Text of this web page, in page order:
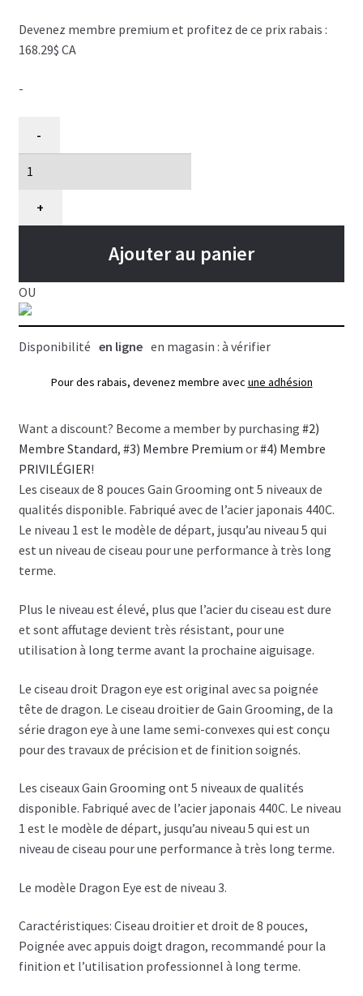
Devenez membre premium et profitez de ce prix rabais :
168.29$ CA
-
Ciseau
toilettage,
Gain
eye,
droit
8"
-
+
Ajouter au panier
OU
Disponibilité en ligne en magasin : à vérifier
Pour des rabais, devenez membre avec une adhésion
Want a discount? Become a member by purchasing #2)
Membre Standard, #3) Membre Premium or#4) Membre
PRIVILÉGIER!
Les ciseaux de 8 pouces Gain Grooming ont 5 niveaux de
qualités disponible. Fabriqué avec de l’acier japonais 440C.
Le niveau 1 est le modèle de départ, jusqu’au niveau 5 qui
est un niveau de ciseau pour une performance à très long
terme.
Plus le niveau est élevé, plus que l’acier du ciseau est dure
et sont affutage devient très résistant, pour une
utilisation à long terme avant la prochaine aiguisage.
Le ciseau droit Dragon eye est original avec sa poignée
tête de dragon. Le ciseau droitier de Gain Grooming, de la
série dragon eye à une lame semi-convexes qui est conçu
pour des travaux de précision et de finition soignés.
Les ciseaux Gain Grooming ont 5 niveaux de qualités
disponible. Fabriqué avec de l’acier japonais 440C. Le niveau
1 est le modèle de départ, jusqu’au niveau 5 qui est un
niveau de ciseau pour une performance à très long terme.
Le modèle Dragon Eye est de niveau 3.
Caractéristiques: Ciseau droitier et droit de 8 pouces,
Poignée avec appuis doigt dragon, recommandé pour la
finition et l’utilisation professionnel à long terme.